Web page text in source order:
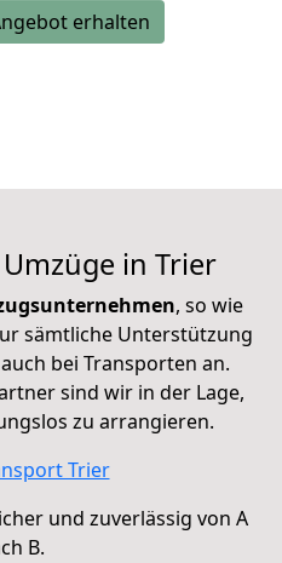
erhalten
in Trier
, so wie
sämtliche Unterstützung
bei Transporten an.
sind wir in der Lage,
zu arrangieren.
Trier
und zuverlässig von A
B.